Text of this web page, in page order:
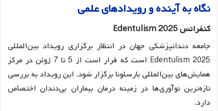
نگاهبهآیندهورویدادهایعلمی
کنفرانس
جامعه دندانپزشکی جهان در انتظار برگزاری رویداد بین‌المللی
Edentulism 2025 است که قرار است از 5 تا 7 ژوئن در مرکز
همایش‌های بین‌المللی بارسلونا برگزار شود. این رویداد به بررسی
تازه‌ترین نوآوری‌ها در زمینه درمان بیماران بی‌دندان اختصاص
دارد.